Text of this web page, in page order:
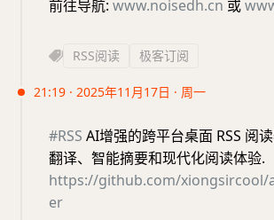
前往导航: www.noisedh.cn 或
RSS阅读 极客订阅
21:19 · 2025年11月17日 · 周一
#RSS AI增强的跨平台桌面 RSS 阅
翻译、智能摘要和现代化阅读体验.
https://github.com/xiongsircool/
er